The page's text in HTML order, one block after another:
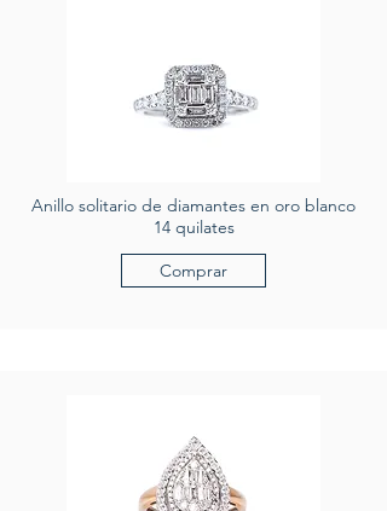
Anillo solitario de diamantes en oro blanco
14 quilates
Comprar